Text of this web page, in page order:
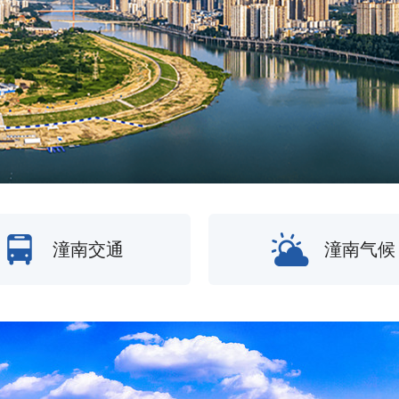
潼南交通 潼南气候